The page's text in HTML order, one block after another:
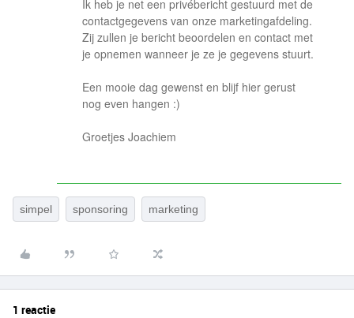
Ik heb je net een privébericht gestuurd met de
contactgegevens van onze marketingafdeling.
Zij zullen je bericht beoordelen en contact met
je opnemen wanneer je ze je gegevens stuurt.
Een mooie dag gewenst en blijf hier gerust
nog even hangen :)
Groetjes Joachiem
simpel sponsoring marketing
1 reactie